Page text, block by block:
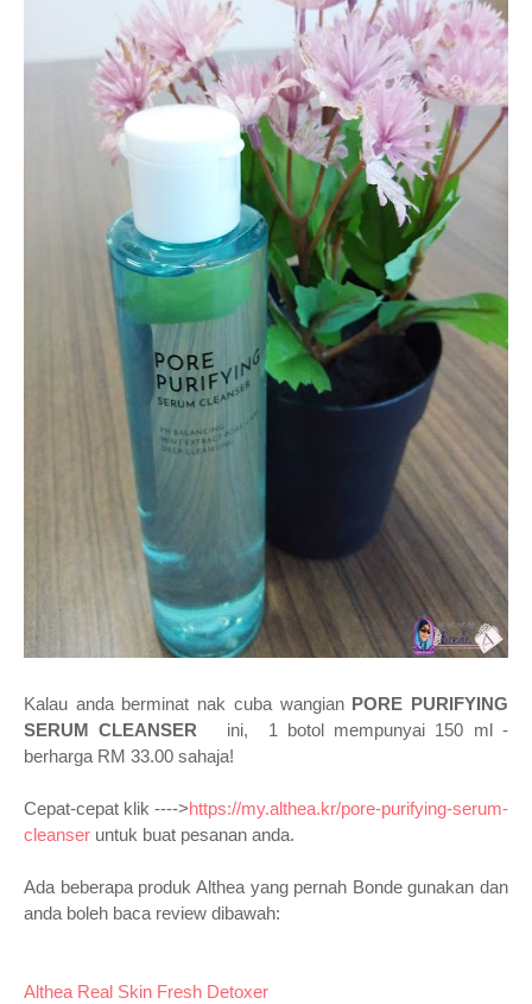
Kalau anda berminat nak cuba wangian PORE PURIFYING
SERUM CLEANSER
ini, 1 botol mempunyai 150 ml -
berharga RM 33.00 sahaja!
Cepat-cepat klik ---->https://my.althea.kr/pore-purifying-serum-
cleanser untuk buat pesanan anda.
Ada beberapa produk Althea yang pernah Bonde gunakan dan
anda boleh baca review dibawah:
Althea Real Skin Fresh Detoxer